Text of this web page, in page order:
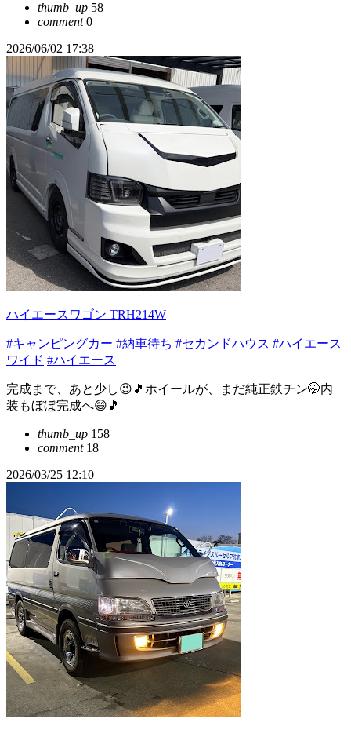
thumb_up 58
comment0
2026/06/02 17:38
ハイエースワゴン TRH214W
#キャンピングカー #納車待ち #セカンドハウス #ハイエース
ワイド #ハイエース
完成まで、あと少し😉🎵ホイールが、まだ純正鉄チン🤭内
装もぼぼ完成へ😄🎵
thumb_up 158
comment18
2026/03/25 12:10